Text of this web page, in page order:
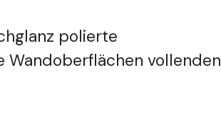
polierte
Wandoberflächen vollenden